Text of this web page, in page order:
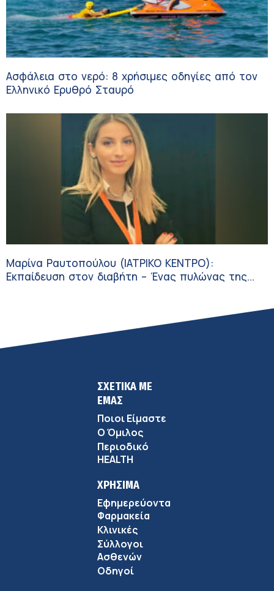
Ασφάλεια στο νερό: 8 χρήσιμες οδηγίες από τον
Ελληνικό Ερυθρό Σταυρό
Μαρίνα Ραυτοπούλου (ΙΑΤΡΙΚΟ ΚΕΝΤΡΟ):
Εκπαίδευση στον διαβήτη – Ένας πυλώνας της
ΣΧΕΤΙΚΑ ΜΕ
ΕΜΑΣ
Ποιοι Είμαστε
Ο Όμιλος
Περιοδικό
HEALTH
ΧΡΗΣΙΜΑ
Εφημερεύοντα
Φαρμακεία
Κλινικές
Σύλλογοι
Ασθενών
Οδηγοί